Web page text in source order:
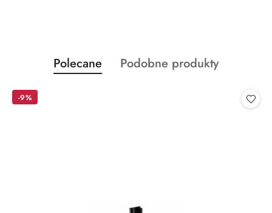
Pomiń karuzelę produktów
Produkty
o
Polecane
Produkty
Podobne produkty
-9%